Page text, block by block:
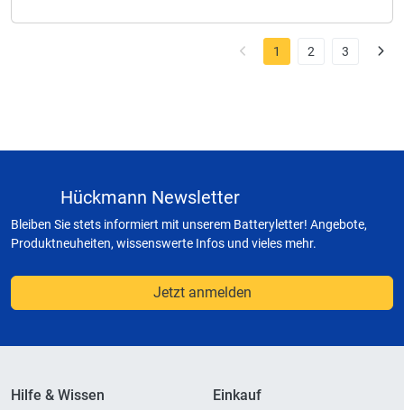
1 2 3
Hückmann Newsletter
Bleiben Sie stets informiert mit unserem Batteryletter! Angebote,
Produktneuheiten, wissenswerte Infos und vieles mehr.
Jetzt anmelden
Hilfe & Wissen Einkauf